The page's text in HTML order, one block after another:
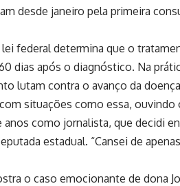
desde janeiro pela primeira
lei federal determina que o
dias após o diagnóstico. Na
lutam contra o avanço da
situações como essa,
como jornalista, que decidi
estadual. “Cansei de
o caso emocionante de dona